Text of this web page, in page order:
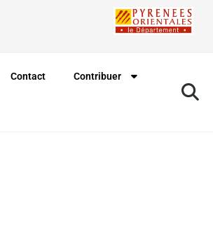
Contact Contribuer